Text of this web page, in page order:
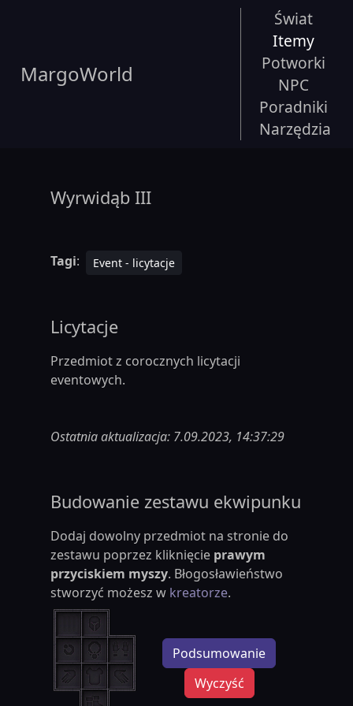
MargoWorld
Świat
Itemy
Potworki
NPC
Poradniki
Narzędzia
Wyrwidąb III
Tagi: Event - licytacje
Licytacje
Przedmiot z corocznych licytacji
eventowych.
Ostatnia aktualizacja: 7.09.2023, 14:37:29
Budowanie zestawu ekwipunku
Dodaj dowolny przedmiot na stronie do
zestawu poprzez kliknięcie prawym
przyciskiem myszy. Błogosławieństwo
stworzyć możesz w kreatorze.
Podsumowanie
Wyczyść